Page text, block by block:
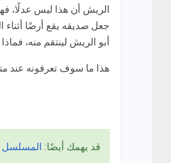
الريش أن هذا ليس عدلًا،
جعل صديقه يقع أرضًا
أبو الريش لينتقم منه،
هذا ما سوف تعرفونه عند
قد يهمك أيضًا: المسلسل